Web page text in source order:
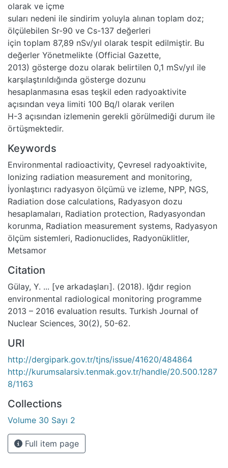
olarak ve içme
suları nedeni ile sindirim yoluyla alınan toplam doz;
ölçülebilen Sr-90 ve Cs-137 değerleri
için toplam 87,89 nSv/yıl olarak tespit edilmiştir. Bu
değerler Yönetmelikte (Official Gazette,
2013) gösterge dozu olarak belirtilen 0,1 mSv/yıl ile
karşılaştırıldığında gösterge dozunu
hesaplanmasına esas teşkil eden radyoaktivite
açısından veya limiti 100 Bq/l olarak verilen
H-3 açısından izlemenin gerekli görülmediği durum ile
örtüşmektedir.
Keywords
Environmental radioactivity, Çevresel radyoaktivite,
Ionizing radiation measurement and monitoring,
İyonlaştırıcı radyasyon ölçümü ve izleme, NPP, NGS,
Radiation dose calculations, Radyasyon dozu
hesaplamaları, Radiation protection, Radyasyondan
korunma, Radiation measurement systems, Radyasyon
ölçüm sistemleri, Radionuclides, Radyonüklitler,
Metsamor
Citation
Gülay, Y. ... [ve arkadaşları]. (2018). Iğdır region
environmental radiological monitoring programme
2013 – 2016 evaluation results. Turkish Journal of
Nuclear Sciences, 30(2), 50-62.
URI
http://dergipark.gov.tr/tjns/issue/41620/484864
http://kurumsalarsiv.tenmak.gov.tr/handle/20.500.1287
8/1163
Collections
Volume 30 Sayı 2
Full item page